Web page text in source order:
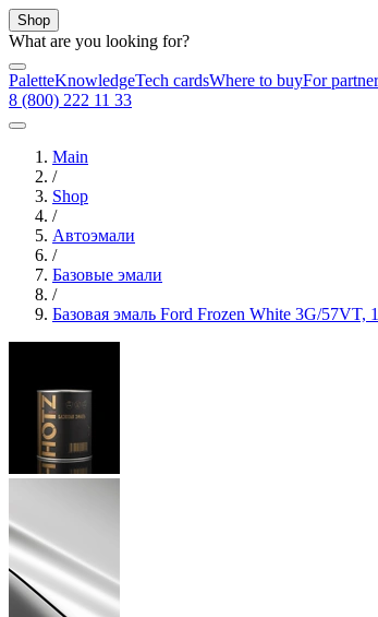
Shop
What are you looking for?
PaletteKnowledgeTech cardsWhere to buyFor
8 (800) 222 11 33
Main
/
Shop
/
Автоэмали
/
Базовые эмали
/
Базовая эмаль Ford Frozen White 3G/57VT,